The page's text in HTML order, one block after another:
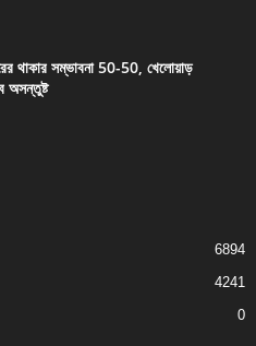
থাকার সম্ভাবনা 50-50, খেলোয়াড়
অসন্তুষ্ট
6894
4241
0